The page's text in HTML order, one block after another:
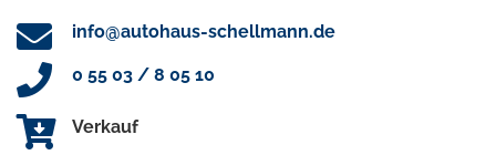
info@autohaus-schellmann.de
0 55 03 / 8 05 10
Verkauf